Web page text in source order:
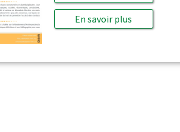
En savoir plus